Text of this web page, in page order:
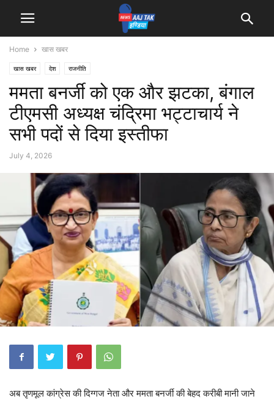
Home खास खबर
खास खबर देश राजनीति
ममता बनर्जी को एक और झटका, बंगाल
टीएमसी अध्यक्ष चंद्रिमा भट्टाचार्य ने
सभी पदों से दिया इस्तीफा
July 4, 2026
अब तृणमूल कांग्रेस की दिग्गज नेता और ममता बनर्जी की बेहद करीबी मानी जाने